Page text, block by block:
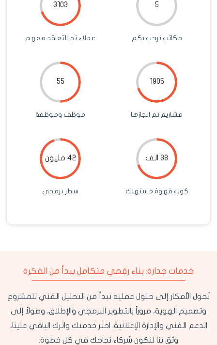
5
مكاتب ترحب بكم
3103
عملاء تم التعاقد معهم
1905
مشاريع تم انجازها
55
موظف وموظفة
38 الف
كوب قهوة مستهلك
42 مليون
سطر برمجي
خدمات جدارة: بناء رقمي متكامل يبدأ من الفكرة
نُحول الأفكار إلى حلول عملية تبدأ من التحليل الفني للمشروع
وتصميم الهوية، مروراً بالتطوير البرمجي والإطلاق، وصولاً إلى
الدعم الفني والإدارة الإعلانية. اختر خدمتك واترك الباقي علينا،
وثق بنا لنكون شركاء نجاحك في كل خطوة.